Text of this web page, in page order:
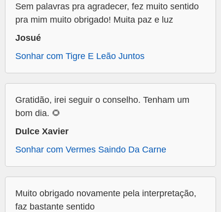
Sem palavras pra agradecer, fez muito sentido
pra mim muito obrigado! Muita paz e luz
Josué
Sonhar com Tigre E Leão Juntos
Gratidão, irei seguir o conselho. Tenham um
bom dia. 🌻
Dulce Xavier
Sonhar com Vermes Saindo Da Carne
Muito obrigado novamente pela interpretação,
faz bastante sentido